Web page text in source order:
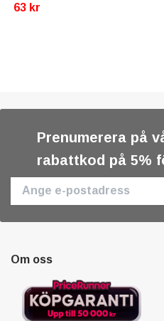
63 kr
Prenumerera på
rabattkod på 5%
Om oss